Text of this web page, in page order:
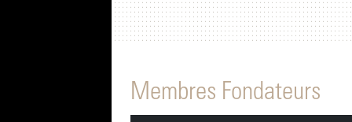
Membres Fondateurs